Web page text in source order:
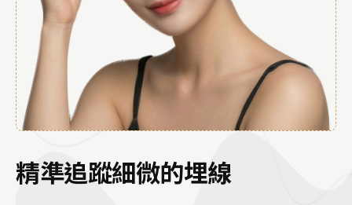
精準追蹤細微的埋線